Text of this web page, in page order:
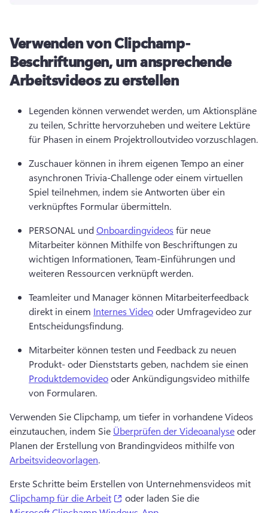
Verwenden von Clipchamp-
Beschriftungen, um ansprechende
Arbeitsvideos zu erstellen
Legenden können verwendet werden, um Aktionspläne
zu teilen, Schritte hervorzuheben und weitere Lektüre
für Phasen in einem Projektrolloutvideo vorzuschlagen.
Zuschauer können in ihrem eigenen Tempo an einer
asynchronen Trivia-Challenge oder einem virtuellen
Spiel teilnehmen, indem sie Antworten über ein
verknüpftes Formular übermitteln.
PERSONAL und Onboardingvideos für neue
Mitarbeiter können Mithilfe von Beschriftungen zu
wichtigen Informationen, Team-Einführungen und
weiteren Ressourcen verknüpft werden.
Teamleiter und Manager können Mitarbeiterfeedback
direkt in einem Internes Video oder Umfragevideo zur
Entscheidungsfindung.
Mitarbeiter können testen und Feedback zu neuen
Produkt- oder Dienststarts geben, nachdem sie einen
Produktdemovideo oder Ankündigungsvideo mithilfe
von Formularen.
Verwenden Sie Clipchamp, um tiefer in vorhandene Videos
einzutauchen, indem Sie Überprüfen der Videoanalyse oder
Planen der Erstellung von Brandingvideos mithilfe von
Arbeitsvideovorlagen.
Erste Schritte beim Erstellen von Unternehmensvideos mit
Clipchamp für die Arbeit
(opens in a new tab)
oder laden Sie die